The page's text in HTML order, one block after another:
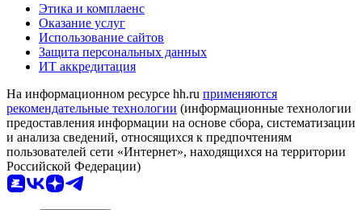
Этика и комплаенс
Оказание услуг
Использование сайтов
Защита персональных данных
ИТ аккредитация
На информационном ресурсе hh.ru применяются
рекомендательные технологии (информационные технологии
предоставления информации на основе сбора, систематизации
и анализа сведений, относящихся к предпочтениям
пользователей сети «Интернет», находящихся на территории
Российской Федерации)